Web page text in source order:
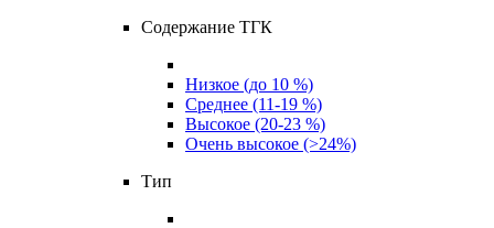
Содержание ТГК
Низкое (до 10 %)
Среднее (11-19 %)
Высокое (20-23 %)
Очень высокое (>24%)
Тип